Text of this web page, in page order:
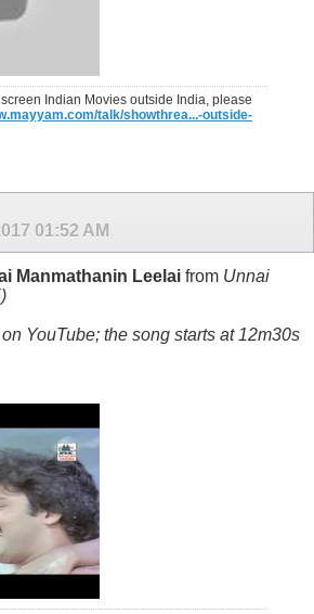
Indian Movies outside India, please
talk/showthrea...-outside-
01:52 AM
Manmathanin Leelai from Unnai
YouTube; the song starts at 12m30s